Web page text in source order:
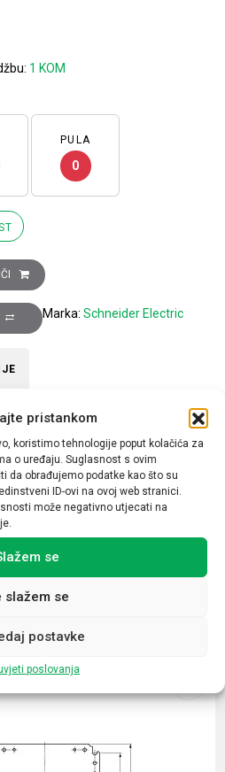
pristankom
koristimo tehnologije poput kolačića za
o uređaju. Suglasnost s ovim
da obrađujemo podatke kao što su
ID-ovi na ovoj web stranici.
može negativno utjecati na
se
slažem se
postavke
poslovanja
1 KOM
PULA
0
preklopke, 3 položaja, return right to
Marka: Schneider Electric